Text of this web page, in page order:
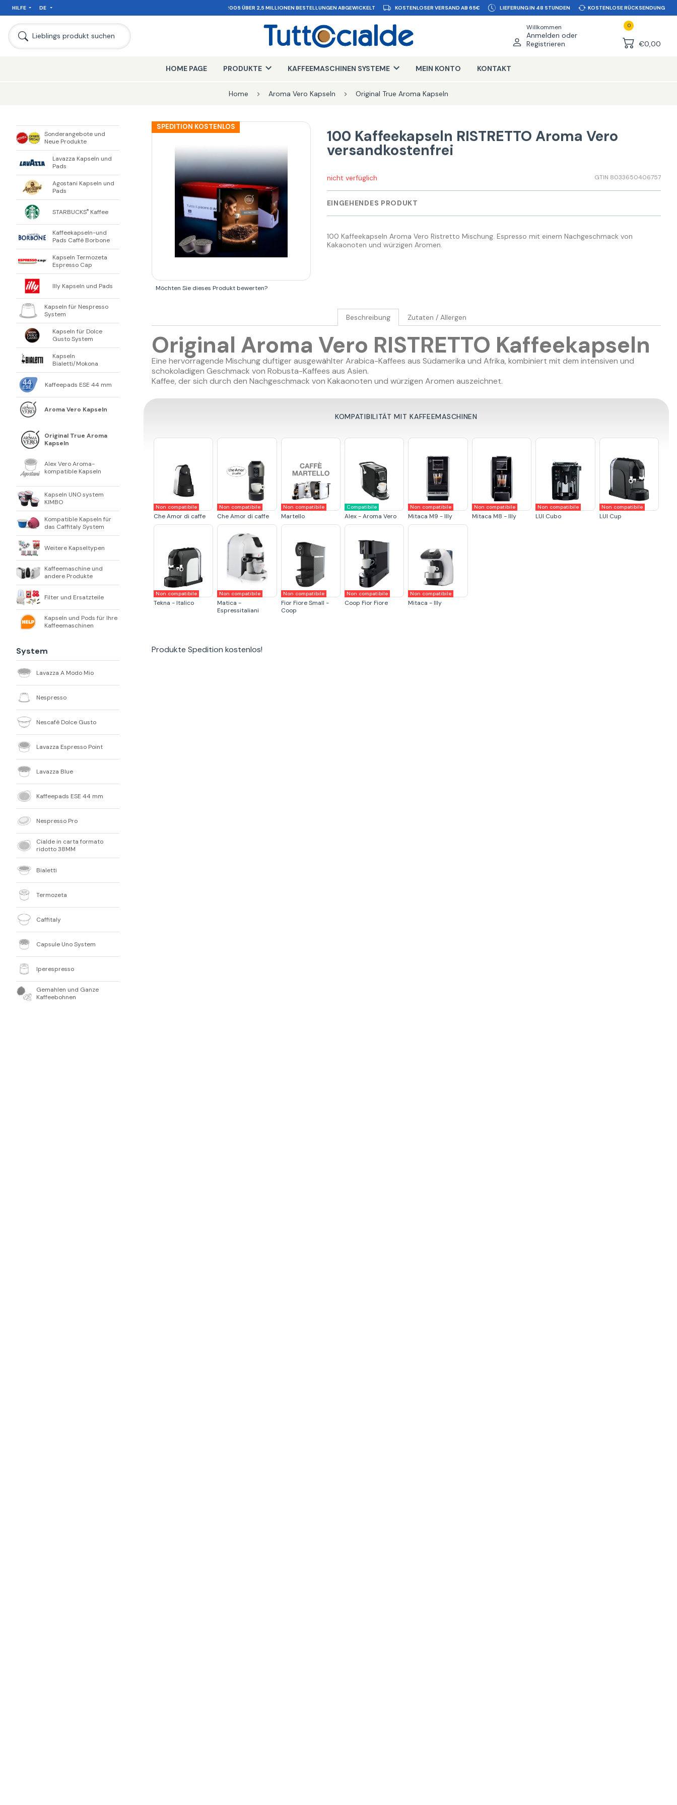
HILFE DE SEIT 2005 ÜBER 2,5 MILLIONEN BESTELLUNGEN ABGEWICKELT KOSTENLOSER VERSAND AB 65€ LIEFERUNG IN 48 STUNDEN KOSTENLOSE RÜCKSENDUNG
Willkommen
Anmelden oder
Registrieren
0
€0,00
Lieblings produkt suchen
HOME PAGE PRODUKTE KAFFEEMASCHINEN SYSTEME MEIN KONTO KONTAKT
Home Aroma Vero Kapseln Original True Aroma Kapseln
Sonderangebote und
Neue Produkte
Lavazza Kapseln und
Pads
Agostani Kapseln und
Pads
STARBUCKS® Kaffee
Kaffeekapseln-und
Pads Caffè Borbone
Kapseln Termozeta
Espresso Cap
Illy Kapseln und Pads
Kapseln für Nespresso
System
Kapseln für Dolce
Gusto System
Kapseln
Bialetti/Mokona
Kaffeepads ESE 44 mm
Aroma Vero Kapseln
Original True Aroma
Kapseln
Alex Vero Aroma-
kompatible Kapseln
Kapseln UNO system
KIMBO
Kompatible Kapseln für
das Caffitaly System
Weitere Kapseltypen
Kaffeemaschine und
andere Produkte
Filter und Ersatzteile
Kapseln und Pods für Ihre
Kaffeemaschinen
System
Lavazza A Modo Mio
Nespresso
Nescafè Dolce Gusto
Lavazza Espresso Point
Lavazza Blue
Kaffeepads ESE 44 mm
Nespresso Pro
Cialde in carta formato
ridotto 38MM
Bialetti
Termozeta
Caffitaly
Capsule Uno System
Iperespresso
Gemahlen und Ganze
Kaffeebohnen
SPEDITION KOSTENLOS
Möchten Sie dieses Produkt bewerten?
100 Kaffeekapseln RISTRETTO Aroma Vero
versandkostenfrei
nicht verfüglich GTIN 8033650406757
EINGEHENDES PRODUKT
100 Kaffeekapseln Aroma Vero Ristretto Mischung. Espresso mit einem Nachgeschmack von
Kakaonoten und würzigen Aromen.
Beschreibung Zutaten / Allergen
Original Aroma Vero RISTRETTO Kaffeekapseln
Eine hervorragende Mischung duftiger ausgewählter Arabica-Kaffees aus Südamerika und Afrika, kombiniert mit dem intensiven und
schokoladigen Geschmack von Robusta-Kaffees aus Asien.
Kaffee, der sich durch den Nachgeschmack von Kakaonoten und würzigen Aromen auszeichnet.
KOMPATIBILITÄT MIT KAFFEEMASCHINEN
Non compatibile
Che Amor di caffe
Non compatibile
Che Amor di caffe
Non compatibile
Martello
Compatibile
Alex - Aroma Vero
Non compatibile
Mitaca M9 - Illy
Non compatibile
Mitaca M8 - Illy
Non compatibile
LUI Cubo
Non compatibile
LUI Cup
Non compatibile
Tekna - Italico
Non compatibile
Matica -
Espressitaliani
Non compatibile
Fior Fiore Small -
Coop
Non compatibile
Coop Fior Fiore
Non compatibile
Mitaca - Illy
Produkte Spedition kostenlos!